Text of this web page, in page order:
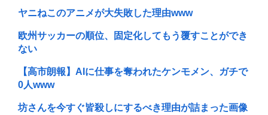
ヤニねこのアニメが大失敗した理由www
欧州サッカーの順位、固定化してもう覆すことができ
ない
【高市朗報】AIに仕事を奪われたケンモメン、ガチで
0人www
坊さんを今すぐ皆殺しにするべき理由が詰まった画像